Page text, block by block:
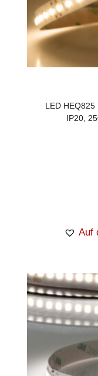
LED HEQ825
IP20,
Auf